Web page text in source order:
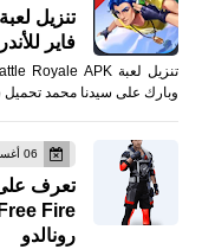
فاير
وبارك على سيدنا محمد
06 أغسطس 2020
رونالدو